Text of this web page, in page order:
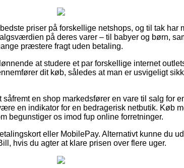
priser på forskellige netshops, og til tak har
på deres varer – til babyer og børn,
præstere fragt uden betaling.
at studere et par forskellige internet
dit køb, således at man er usvigeligt
en shop markedsfører en vare til salg for
en indikator for en bedragerisk netbutik. Køb
begunstiger os imod fup online forretninger.
eller MobilePay. Alternativt kunne du
hvis du agter at klare prisen over flere uger.